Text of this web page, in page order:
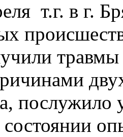
т.г. в г.
послужило